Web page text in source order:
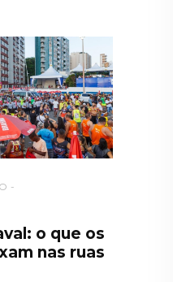
o que os
nas ruas